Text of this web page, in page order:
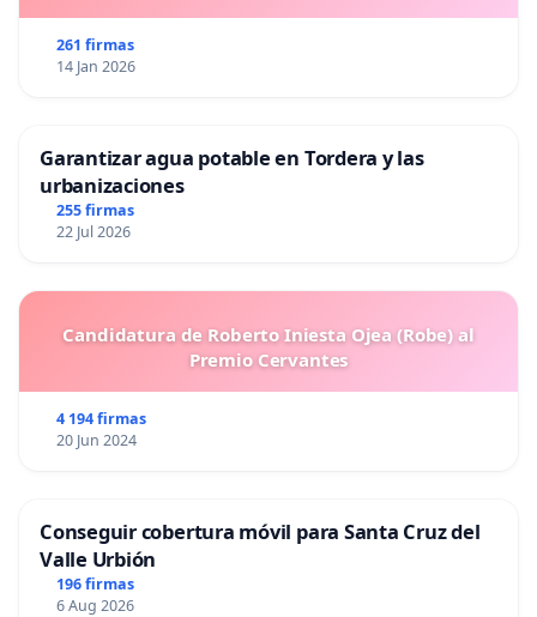
261 firmas
14 Jan 2026
Garantizar agua potable en Tordera y las
urbanizaciones
255 firmas
22 Jul 2026
Candidatura de Roberto Iniesta Ojea (Robe) al
Premio Cervantes
4 194 firmas
20 Jun 2024
Conseguir cobertura móvil para Santa Cruz del
Valle Urbión
196 firmas
6 Aug 2026